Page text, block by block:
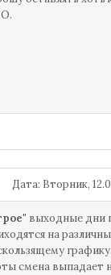
Дата: Вторник,
выходные дни
на
графику.
смена выпадает